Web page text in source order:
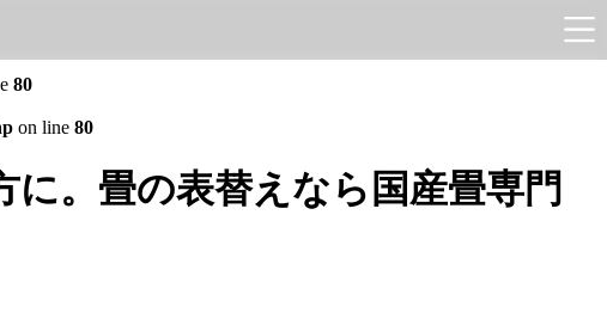
80
on line 80
。畳の表替えなら国産畳専門